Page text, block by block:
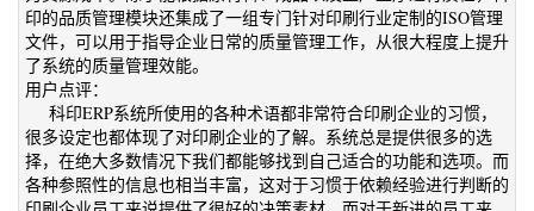
印的品质管理模块还集成了一组专门针对印刷行业定制的ISO管理
文件，可以用于指导企业日常的质量管理工作，从很大程度上提升
了系统的质量管理效能。
用户点评：
科印ERP系统所使用的各种术语都非常符合印刷企业的习惯，
很多设定也都体现了对印刷企业的了解。系统总是提供很多的选
择，在绝大多数情况下我们都能够找到自己适合的功能和选项。而
各种参照性的信息也相当丰富，这对于习惯于依赖经验进行判断的